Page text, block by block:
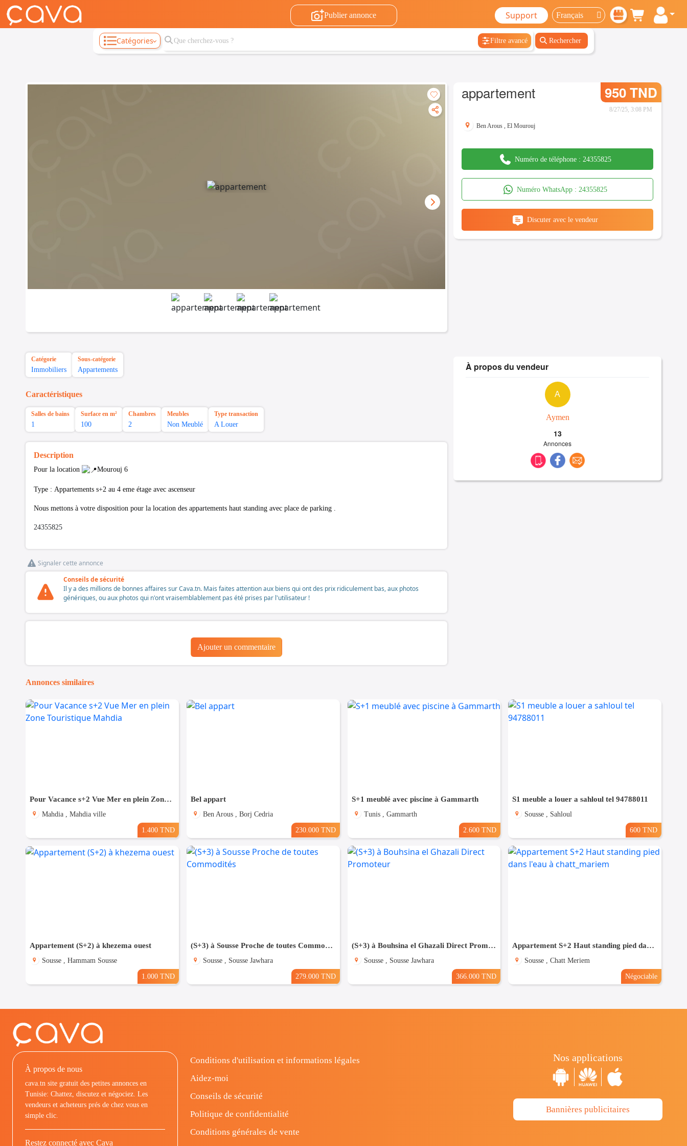
Publier annonce Support
Catégories Filtre avancé Rechercher
appartement 950 TND
8/27/25, 3:08 PM
Ben Arous ,El Mourouj
Numéro de téléphone : 24355825
Numéro WhatsApp :24355825
Discuter avec le vendeur
Catégorie
Immobiliers
Sous-catégorie
Appartements
Caractéristiques
Salles de bains
1
Surface en m²
100
Chambres
2
Meubles
Non Meublé
Type transaction
A Louer
Description
Pour la location Mourouj 6
Type : Appartements s+2 au 4 eme étage avec ascenseur
Nous mettons à votre disposition pour la location des appartements haut standing avec place de parking .
24355825
Signaler cette annonce
Conseils de sécurité
Il y a des millions de bonnes affaires sur Cava.tn. Mais faites attention aux biens qui ont des prix ridiculement bas, aux photos
génériques, ou aux photos qui n'ont vraisemblablement pas été prises par l'utilisateur !
Ajouter un commentaire
À propos du vendeur
A
Aymen
13
Annonces
Annonces similaires
Pour Vacance s+2 Vue Mer en plein Zone Touristique Mahdia
Mahdia , Mahdia ville
1.400 TND
Bel appart
Ben Arous , Borj Cedria
230.000 TND
S+1 meublé avec piscine à Gammarth
Tunis , Gammarth
2.600 TND
S1 meuble a louer a sahloul tel 94788011
Sousse , Sahloul
600 TND
Appartement (S+2) à khezema ouest
Sousse , Hammam Sousse
1.000 TND
(S+3) à Sousse Proche de toutes Commodités
Sousse , Sousse Jawhara
279.000 TND
(S+3) à Bouhsina el Ghazali Direct Promoteur
Sousse , Sousse Jawhara
366.000 TND
Appartement S+2 Haut standing pied dans l'eau à chatt_mariem
Sousse , Chatt Meriem
Négociable
À propos de nous
cava.tn site gratuit des petites annonces en
Tunisie: Chattez, discutez et négociez. Les
vendeurs et acheteurs prés de chez vous en
simple clic.
Restez connecté avec Cava
Conditions d'utilisation et informations légales
Aidez-moi
Conseils de sécurité
Politique de confidentialité
Conditions générales de vente
Nos applications
Bannières publicitaires